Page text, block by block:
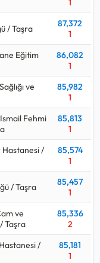
1
/ Taşra
87,372
1
Eğitim
86,082
1
ve
85,982
1
Fehmi
85,813
1
Hastanesi /
85,574
1
/ Taşra
85,457
1
ve
Taşra
85,336
2
/
85,181
1